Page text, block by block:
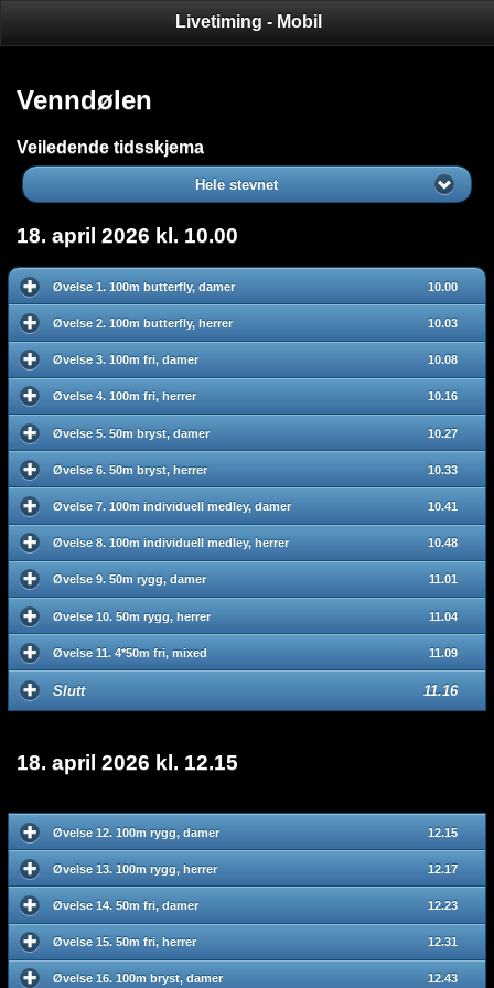
Livetiming - Mobil
Venndølen
Veiledende tidsskjema
Hele stevnet
18. april 2026 kl. 10.00
Øvelse 1. 100m butterfly, damer 10.00
Øvelse 2. 100m butterfly, herrer 10.03
Øvelse 3. 100m fri, damer 10.08
Øvelse 4. 100m fri, herrer 10.16
Øvelse 5. 50m bryst, damer 10.27
Øvelse 6. 50m bryst, herrer 10.33
Øvelse 7. 100m individuell medley, damer 10.41
Øvelse 8. 100m individuell medley, herrer 10.48
Øvelse 9. 50m rygg, damer 11.01
Øvelse 10. 50m rygg, herrer 11.04
Øvelse 11. 4*50m fri, mixed 11.09
Slutt 11.16
18. april 2026 kl. 12.15
Øvelse 12. 100m rygg, damer 12.15
Øvelse 13. 100m rygg, herrer 12.17
Øvelse 14. 50m fri, damer 12.23
Øvelse 15. 50m fri, herrer 12.31
Øvelse 16. 100m bryst, damer 12.43